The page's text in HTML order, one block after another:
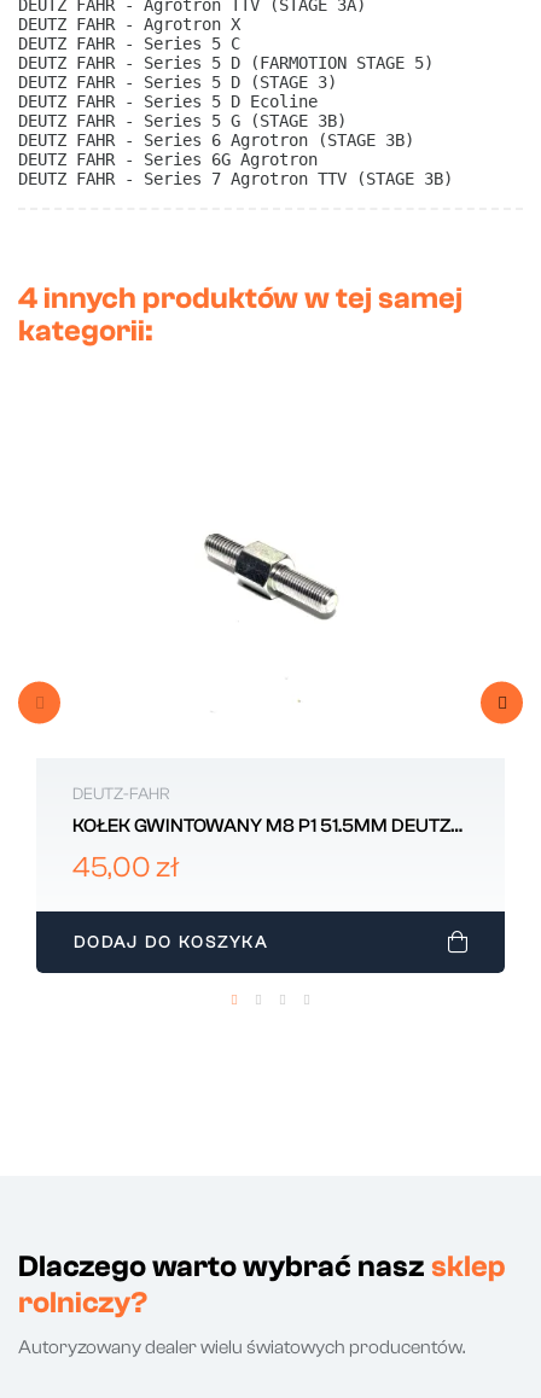
DEUTZ FAHR - Agrotron TTV (STAGE 3A)
DEUTZ FAHR - Agrotron X
DEUTZ FAHR - Series 5 C
DEUTZ FAHR - Series 5 D (FARMOTION STAGE 5)
DEUTZ FAHR - Series 5 D (STAGE 3)
DEUTZ FAHR - Series 5 D Ecoline
DEUTZ FAHR - Series 5 G (STAGE 3B)
DEUTZ FAHR - Series 6 Agrotron (STAGE 3B)
DEUTZ FAHR - Series 6G Agrotron
DEUTZ FAHR - Series 7 Agrotron TTV (STAGE 3B)
4 innych produktów w tej samej
kategorii:
DEUTZ-FAHR
KOŁEK GWINTOWANY M8 P1 51.5MM DEUTZ-
FAHR 0.013.6368.0/20
45,00 zł
DODAJ DO KOSZYKA
Dlaczego warto wybrać nasz sklep
rolniczy?
Autoryzowany dealer wielu światowych producentów.